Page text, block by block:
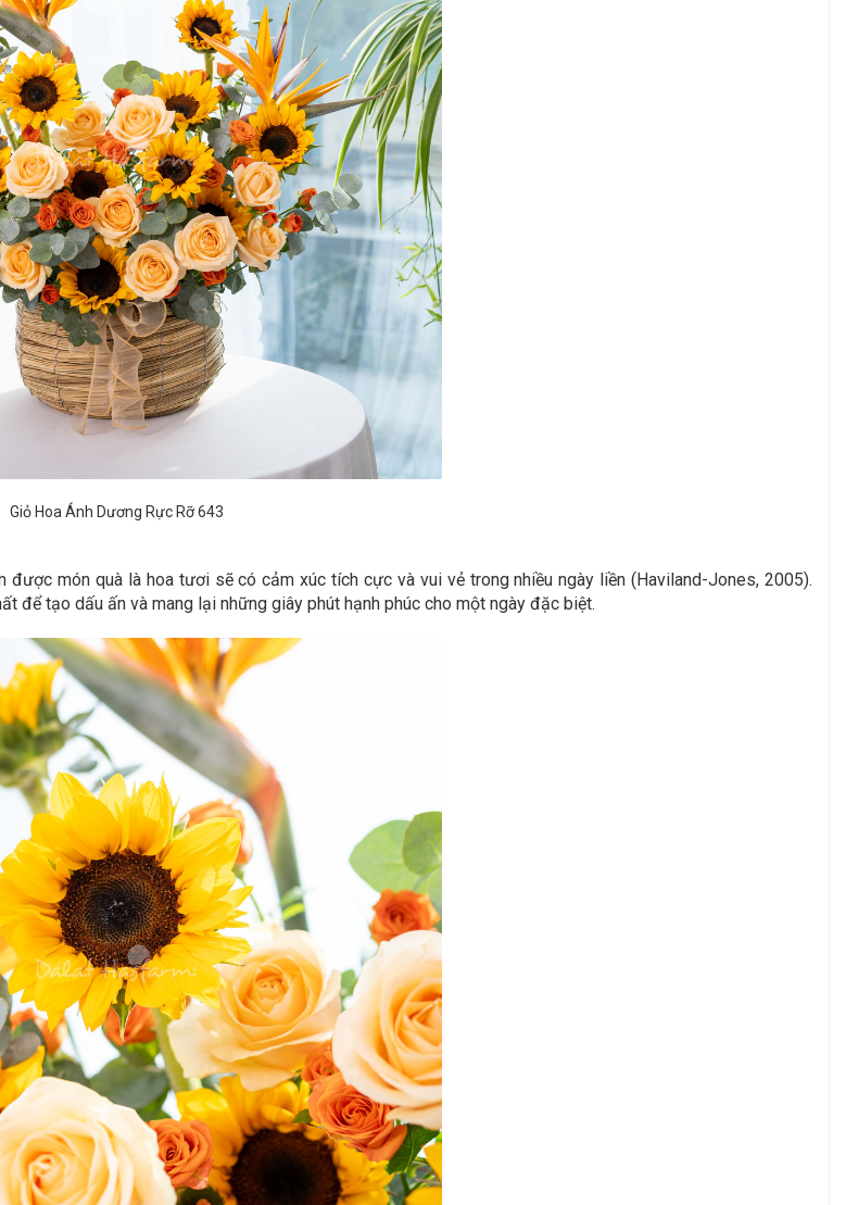
Giỏ Hoa Ánh Dương Rực Rỡ 643
món quà là hoa tươi sẽ có cảm xúc tích cực và vui vẻ trong nhiều ngày liền (Haviland-Jones, 2005).
để tạo dấu ấn và mang lại những giây phút hạnh phúc cho một ngày đặc biệt.